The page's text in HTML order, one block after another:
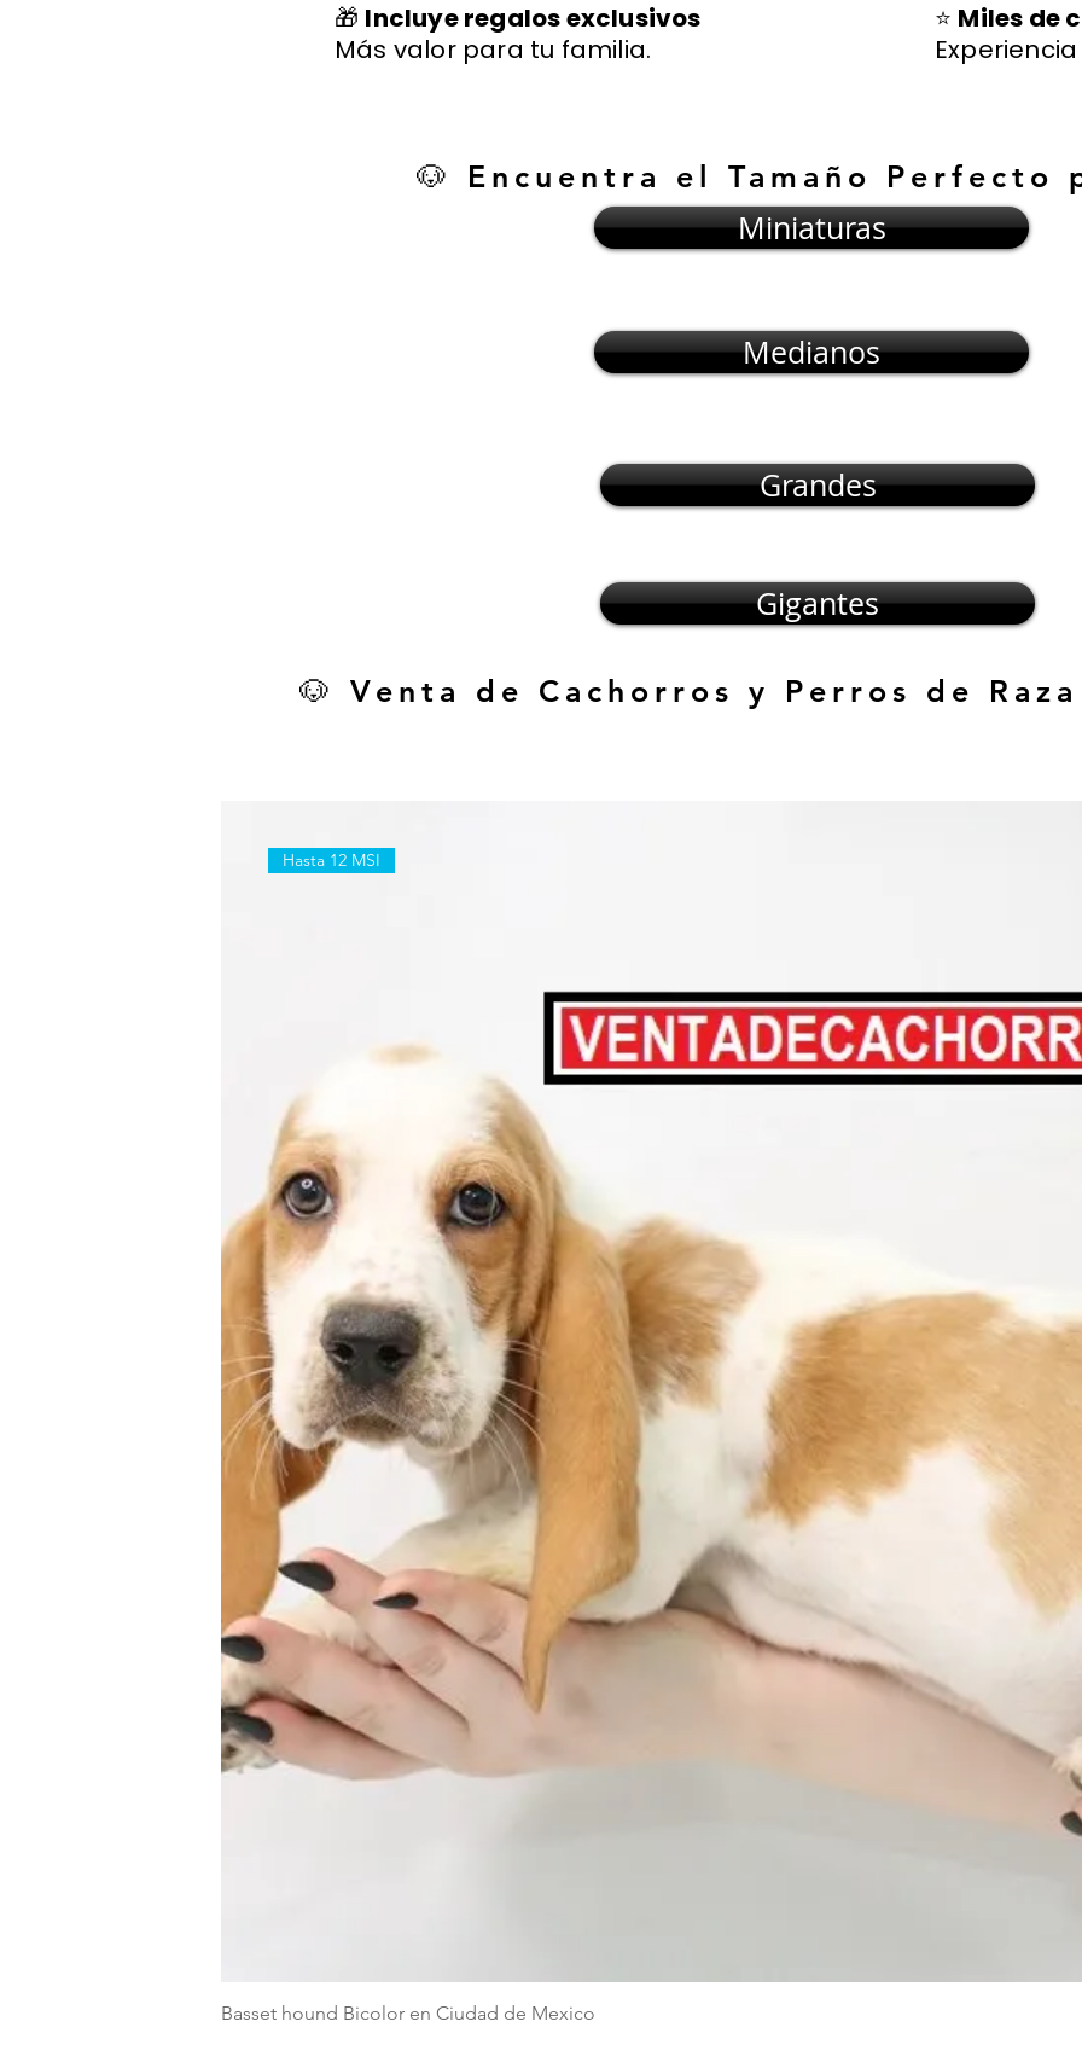
🎁 Incluye regalos exclusivos
Más valor para tu familia.
⭐ Miles de
🐶 Encuentra el Tamaño Perfecto
Miniaturas
Medianos
Grandes
Gigantes
🐶 Venta de Cachorros y Perros de
Hasta 12 MSI
Basset hound Bicolor en Ciudad de Mexico